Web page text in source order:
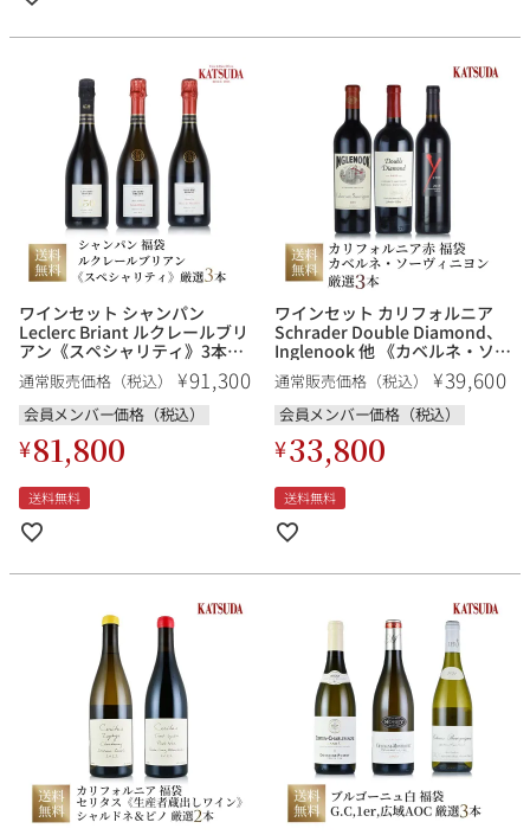
ワインセット シャンパン
Leclerc Briant ルクレールブリ
アン《スペシャリティ》3本セ
ット 福袋 送料無料 シャンパン
福袋
通常販売価格（税込） ¥91,300
会員メンバー価格（税込）
¥81,800
送料無料
ワインセット カリフォルニア
Schrader Double Diamond、
Inglenook 他 《カベルネ・ソー
ヴィニヨン主体の力強いカリフ
ォルニアワインを味わう》赤ワ
イン 厳選3本 福袋 送料無料
通常販売価格（税込） ¥39,600
会員メンバー価格（税込）
¥33,800
送料無料